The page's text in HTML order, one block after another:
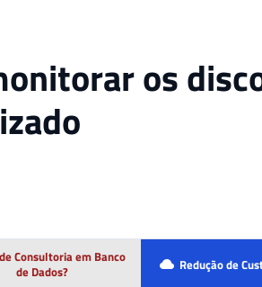
os
Consultoria em Banco
de Dados?
Redução de